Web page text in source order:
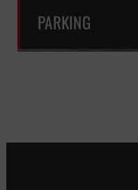
PARKING